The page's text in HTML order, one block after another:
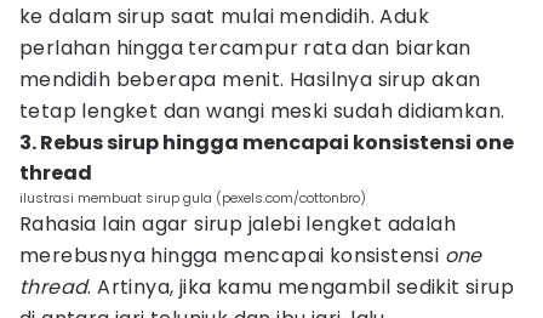
ke dalam sirup saat mulai mendidih. Aduk
perlahan hingga tercampur rata dan biarkan
mendidih beberapa menit. Hasilnya sirup akan
tetap lengket dan wangi meski sudah didiamkan.
3. Rebus sirup hingga mencapai konsistensi one
thread
ilustrasi membuat sirup gula (pexels.com/cottonbro)
Rahasia lain agar sirup jalebi lengket adalah
merebusnya hingga mencapai konsistensi one
thread. Artinya, jika kamu mengambil sedikit sirup